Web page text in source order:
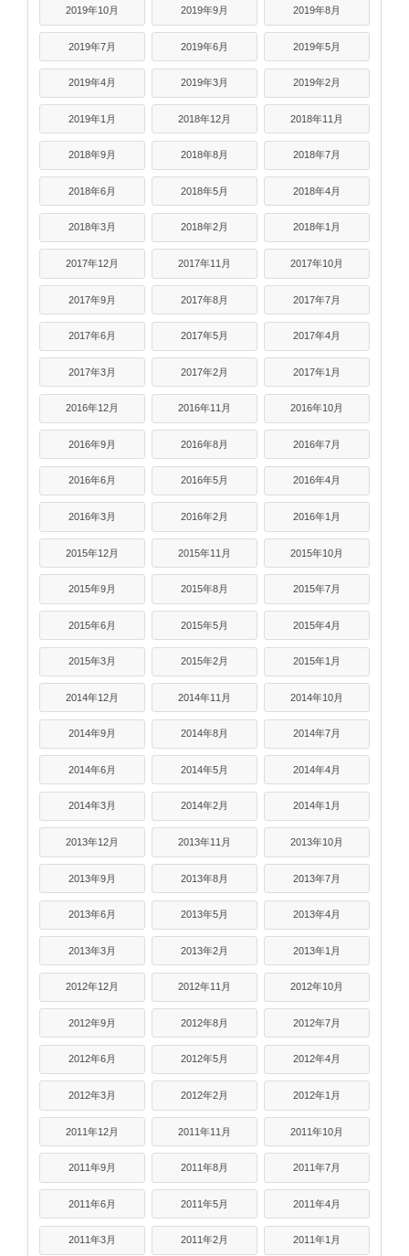
2019年10月 2019年9月 2019年8月
2019年7月 2019年6月 2019年5月
2019年4月 2019年3月 2019年2月
2019年1月 2018年12月 2018年11月
2018年9月 2018年8月 2018年7月
2018年6月 2018年5月 2018年4月
2018年3月 2018年2月 2018年1月
2017年12月 2017年11月 2017年10月
2017年9月 2017年8月 2017年7月
2017年6月 2017年5月 2017年4月
2017年3月 2017年2月 2017年1月
2016年12月 2016年11月 2016年10月
2016年9月 2016年8月 2016年7月
2016年6月 2016年5月 2016年4月
2016年3月 2016年2月 2016年1月
2015年12月 2015年11月 2015年10月
2015年9月 2015年8月 2015年7月
2015年6月 2015年5月 2015年4月
2015年3月 2015年2月 2015年1月
2014年12月 2014年11月 2014年10月
2014年9月 2014年8月 2014年7月
2014年6月 2014年5月 2014年4月
2014年3月 2014年2月 2014年1月
2013年12月 2013年11月 2013年10月
2013年9月 2013年8月 2013年7月
2013年6月 2013年5月 2013年4月
2013年3月 2013年2月 2013年1月
2012年12月 2012年11月 2012年10月
2012年9月 2012年8月 2012年7月
2012年6月 2012年5月 2012年4月
2012年3月 2012年2月 2012年1月
2011年12月 2011年11月 2011年10月
2011年9月 2011年8月 2011年7月
2011年6月 2011年5月 2011年4月
2011年3月 2011年2月 2011年1月